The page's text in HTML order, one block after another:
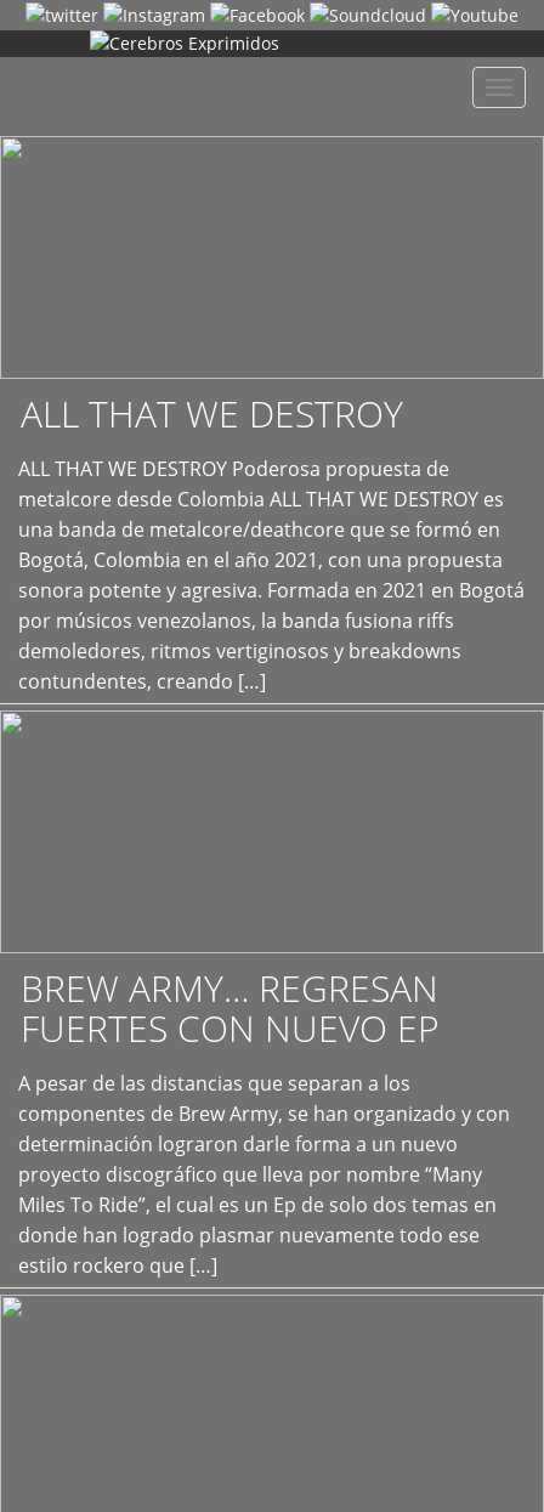
ALL THAT WE DESTROY
ALL THAT WE DESTROY Poderosa propuesta de
metalcore desde Colombia ALL THAT WE DESTROY es
una banda de metalcore/deathcore que se formó en
Bogotá, Colombia en el año 2021, con una propuesta
sonora potente y agresiva. Formada en 2021 en Bogotá
por músicos venezolanos, la banda fusiona riffs
demoledores, ritmos vertiginosos y breakdowns
contundentes, creando […]
+
BREW ARMY… REGRESAN
FUERTES CON NUEVO EP
A pesar de las distancias que separan a los
componentes de Brew Army, se han organizado y con
determinación lograron darle forma a un nuevo
proyecto discográfico que lleva por nombre “Many
Miles To Ride”, el cual es un Ep de solo dos temas en
donde han logrado plasmar nuevamente todo ese
estilo rockero que […]
+